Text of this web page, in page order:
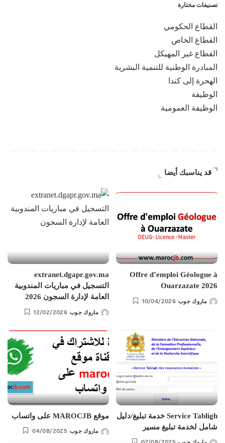
تصنيفات مختارة
القطاع الحكومي
القطاع الخاص
القطاع غير المهيكل
المبادرة الوطنية للتنمية البشرية
الهحرة إلى كندا
الوظيفة
الوظيفة العمومية
قد يناسبك أيضا
Offre d’emploi Géologue à
Ouarzazate 2026
Posted
ماروك جوب 10/04/2026
extranet.dgapr.gov.ma
التسجيل في مباريات المندوبية
العامة لإدارة السجون 2026
Posted
ماروك جوب 12/02/2026
Service Tabligh خدمة تبليغ/دليل
شامل لخدمة تبليغ مسير
موقع MAROCJB على واتساب
Posted
ماروك جوب 04/08/2025